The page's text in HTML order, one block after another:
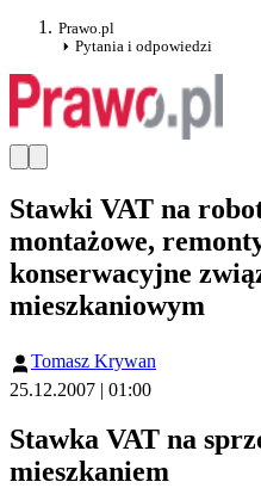
Prawo.pl
Pytania i odpowiedzi
Stawki VAT na
montażowe,
konserwacyjne
mieszkaniowym
Tomasz Krywan
25.12.2007 | 01:00
Stawka VAT na
mieszkaniem